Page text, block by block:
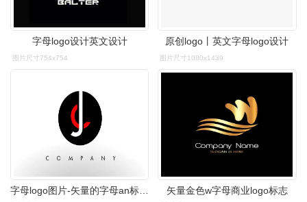
字母logo设计英文设计
图片尺寸754x754
原创logo丨英文字母logo设计
图片尺寸1080x1439
矢量金色w字母商业logo标志